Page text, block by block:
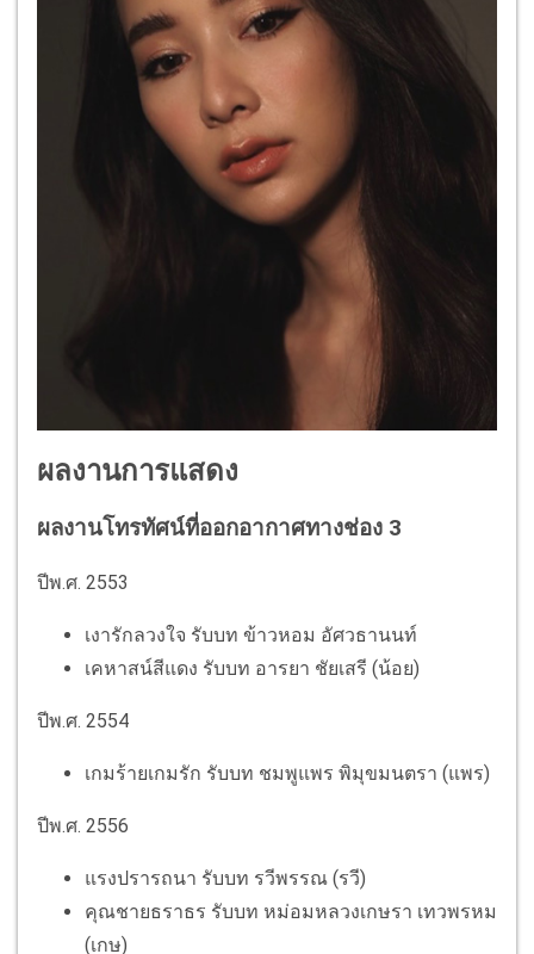
ผลงานการแสดง
ผลงานโทรทัศน์ที่ออกอากาศทางช่อง 3
ปีพ.ศ. 2553
เงารักลวงใจ รับบท ข้าวหอม อัศวธานนท์
เคหาสน์สีแดง รับบท อารยา ชัยเสรี (น้อย)
ปีพ.ศ. 2554
เกมร้ายเกมรัก รับบท ชมพูแพร พิมุขมนตรา (แพร)
ปีพ.ศ. 2556
แรงปรารถนา รับบท รวีพรรณ (รวี)
คุณชายธราธร รับบท หม่อมหลวงเกษรา เทวพรหม
(เกษ)